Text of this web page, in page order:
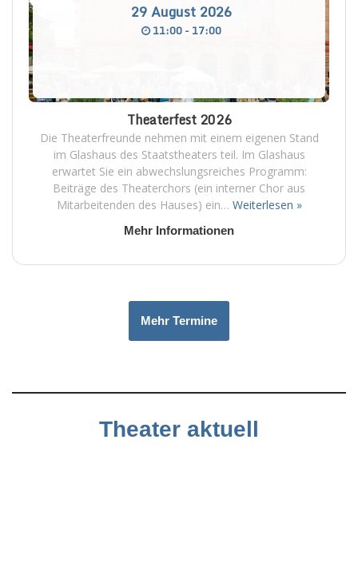
29 August 2026
11:00 - 17:00
Theaterfest 2026
Die Theaterfreunde nehmen mit einem eigenen Stand
im Glashaus des Staatstheaters teil. Im Glashaus
erwartet Sie ein abwechslungsreiches Programm:
Beiträge des Theaterchors (ein interner Chor aus
Mitarbeitenden des Hauses) ein… Weiterlesen »
Mehr Informationen
Mehr Termine
Theater aktuell